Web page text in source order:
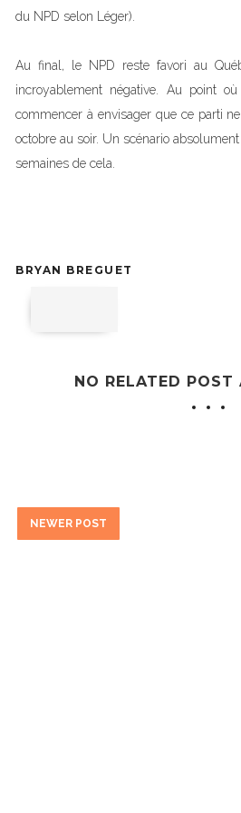
du NPD selon Léger).
Au final, le NPD reste favori au
incroyablement négative. Au point
commencer à envisager que ce parti
octobre au soir. Un scénario
semaines de cela.
BRYAN BREGUET
NO RELATED POST
NEWER POST